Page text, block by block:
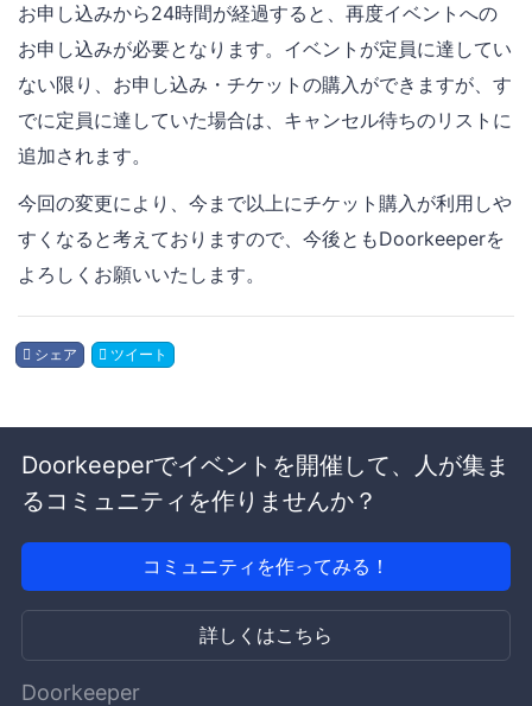
お申し込みから24時間が経過すると、再度イベントへの
お申し込みが必要となります。イベントが定員に達してい
ない限り、お申し込み・チケットの購入ができますが、す
でに定員に達していた場合は、キャンセル待ちのリストに
追加されます。
今回の変更により、今まで以上にチケット購入が利用しや
すくなると考えておりますので、今後ともDoorkeeperを
よろしくお願いいたします。
シェア ツイート
Doorkeeperでイベントを開催して、人が集ま
るコミュニティを作りませんか？
コミュニティを作ってみる！
詳しくはこちら
Doorkeeper